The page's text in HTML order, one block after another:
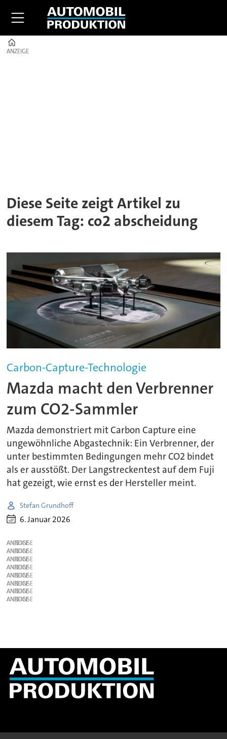
ANZEIGE
ANZEIGE
Diese Seite zeigt Artikel zu
diesem Tag: co2 abscheidung
Carbon-Capture-Technologie
Mazda macht den Verbrenner
zum CO2-Sammler
Mazda demonstriert mit Carbon Capture eine
ungewöhnliche Abgastechnik: Ein Verbrenner, der
unter bestimmten Bedingungen mehr CO2 bindet
als er ausstößt. Der Langstreckentest auf dem Fuji
hat gezeigt, wie ernst es der Hersteller meint.
Stefan Grundhoff
6. Januar 2026
ANZEIGE
ANZEIGE
ANZEIGE
ANZEIGE
ANZEIGE
ANZEIGE
ANZEIGE
ANZEIGE